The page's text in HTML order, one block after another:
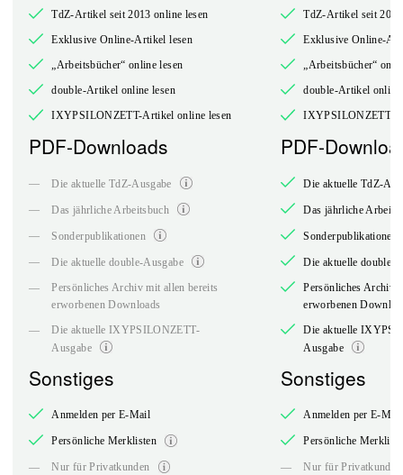
TdZ-Artikel seit 2013 online lesen
Exklusive Online-Artikel lesen
„Arbeitsbücher“ online lesen
double-Artikel online lesen
IXYPSILONZETT-Artikel online lesen
PDF-Downloads
— Die aktuelle TdZ-Ausgabe
— Das jährliche Arbeitsbuch
— Sonderpublikationen
— Die aktuelle double-Ausgabe
—
Persönliches Archiv mit allen bereits
erworbenen Downloads
—
Die aktuelle IXYPSILONZETT-
Ausgabe
Sonstiges
Anmelden per E-Mail
Persönliche Merklisten
— Nur für Privatkunden
TdZ-Artikel seit
Exklusive Online-
„Arbeitsbücher“
double-Artikel online
IXYPSILONZETT-
PDF-
Die aktuelle TdZ-
Das jährliche
Sonderpublikationen
Die aktuelle double-
Persönliches Archiv
erworbenen
Die aktuelle
Ausgabe
Sonstiges
Anmelden per E-Mail
Persönliche
— Nur für Privatkunden